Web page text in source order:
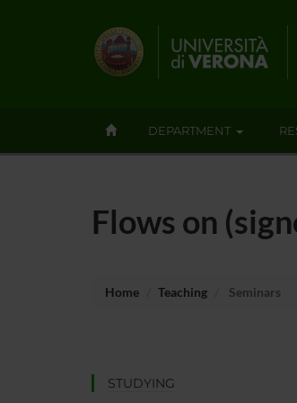
DEPARTMENT
Flows on
Home Teaching Seminars
STUDYING